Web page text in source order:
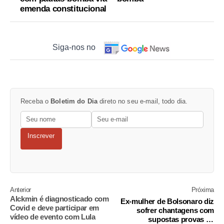
emenda constitucional
Siga-nos no
Receba o Boletim do Diadireto no seu e-mail, todo dia.
Inscrever
Anterior
Alckmin é diagnosticado com
Covid e deve participar em
vídeo de evento com Lula
Próxima
Ex-mulher de Bolsonaro diz
sofrer chantagens com
supostas provas da